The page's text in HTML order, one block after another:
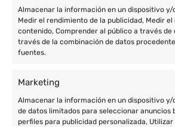
Almacenar la información en un dispositivo y/
Medir el rendimiento de la publicidad, Medir
contenido, Comprender al público a través de
través de la combinación de datos
fuentes.
Marketing
Almacenar la información en un dispositivo y/
de datos limitados para seleccionar anuncios
perfiles para publicidad personalizada,